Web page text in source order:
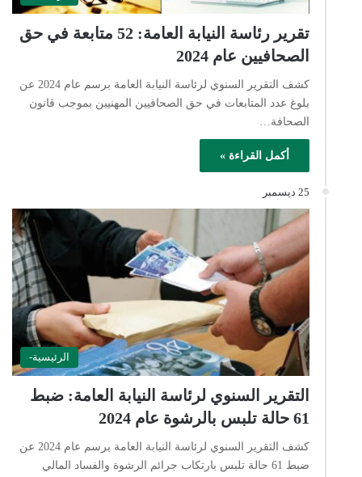
تقرير رئاسة النيابة العامة: 52 متابعة في حق
الصحافيين عام 2024
كشف التقرير السنوي لرئاسة النيابة العامة برسم عام 2024 عن
بلوغ عدد المتابعات في حق الصحافيين المهنيين بموجب قانون
الصحافة…
أكمل القراءة »
25 ديسمبر
الرئيسية-
التقرير السنوي لرئاسة النيابة العامة: ضبط
61 حالة تلبس بالرشوة عام 2024
كشف التقرير السنوي لرئاسة النيابة العامة برسم عام 2024 عن
ضبط 61 حالة تلبس بارتكاب جرائم الرشوة والفساد المالي